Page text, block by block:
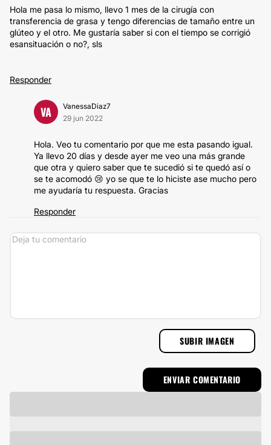
Hola me pasa lo mismo, llevo 1 mes de la cirugía con
transferencia de grasa y tengo diferencias de tamaño entre un
glúteo y el otro. Me gustaría saber si con el tiempo se corrigió
esansituación o no?, sls
Responder
VA
VanessaDiaz7
29 jun 2022
Hola. Veo tu comentario por que me esta pasando igual.
Ya llevo 20 días y desde ayer me veo una más grande
que otra y quiero saber que te sucedió si te quedó así o
se te acomodó 😢 yo se que te lo hiciste ase mucho pero
me ayudaría tu respuesta. Gracias
Responder
SUBIR IMAGEN